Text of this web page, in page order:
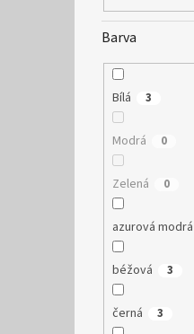
Barva
Bílá 3
Modrá 0
Zelená 0
azurová modrá
béžová 3
černá 3